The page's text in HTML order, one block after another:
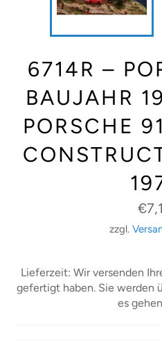
6714R –
BAUJAHR
PORSCHE
Preis
zzgl.
Lieferzeit: Wir versenden
gefertigt haben. Sie werden
es